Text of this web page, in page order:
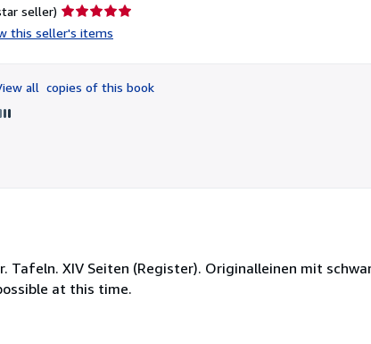
seller) Seller
rating
of
5
this seller's items
all copies of this book
Tafeln. XIV Seiten (Register). Originalleinen mit
at this time.